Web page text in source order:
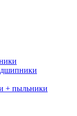
+ пыльники